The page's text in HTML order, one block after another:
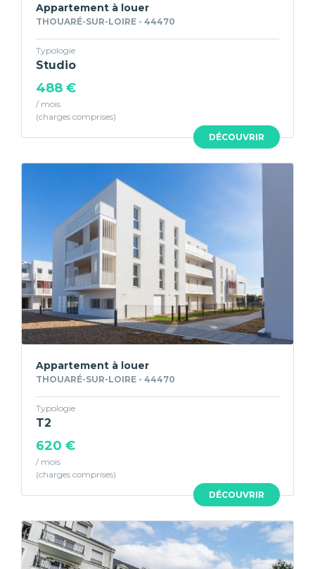
DÉCOUVRIR
Appartement à louer
THOUARÉ-SUR-LOIRE - 44470
Typologie
Studio
488 €
/ mois
DÉCOUVRIR
Appartement à louer
THOUARÉ-SUR-LOIRE - 44470
Typologie
T2
620 €
/ mois